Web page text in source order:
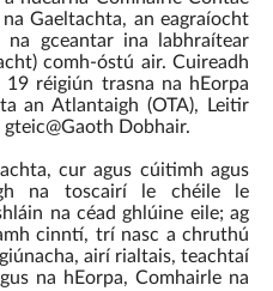
Gaeltachta, an eagraíocht
gceantar ina labhraítear
comh-óstú air. Cuireadh
réigiún trasna na hEorpa
an Atlantaigh (OTA), Leitir
Dobhair.
cur agus cúitimh agus
na toscairí le chéile le
na céad ghlúine eile; ag
cinntí, trí nasc a chruthú
airí rialtais, teachtaí
na hEorpa, Comhairle na